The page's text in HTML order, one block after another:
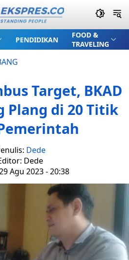
PENDIDIKAN
FOOD &
TRAVELING
Target, BKAD
Plang di 20 Titik
Dede
Dede
Agu 2023 - 20:38